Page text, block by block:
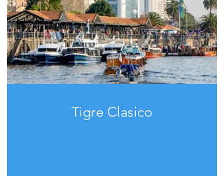
Tigre Clasico